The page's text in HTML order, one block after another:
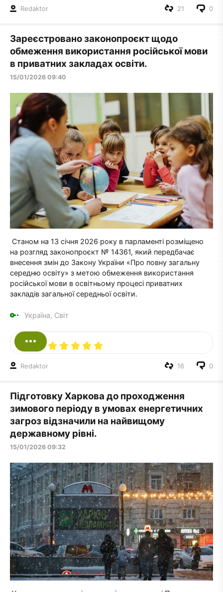
Redaktor 0
21
Зареєстровано законопроєкт щодо
обмеження використання російської мови
в приватних закладах освіти.
15/01/2026 09:40
Станом на 13 січня 2026 року в парламенті розміщено
на розгляд законопроєкт № 14361, який передбачає
внесення змін до Закону України «Про повну загальну
середню освіту» з метою обмеження використання
російської мови в освітньому процесі приватних
закладів загальної середньої освіти.
Україна, Світ
Redaktor 0
16
Підготовку Харкова до проходження
зимового періоду в умовах енергетичних
загроз відзначили на найвищому
державному рівні.
15/01/2026 09:32